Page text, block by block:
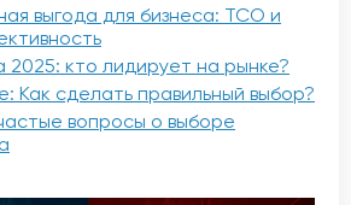
выгода для бизнеса: TCO и
2025: кто лидирует на рынке?
Как сделать правильный выбор?
вопросы о выборе